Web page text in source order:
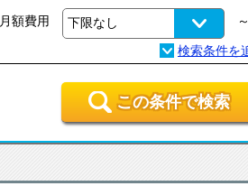
月額費用
この条件で検索